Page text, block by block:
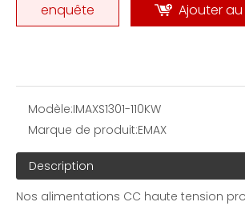
enquête Ajouter
Modèle:IMAXS1301-110KW
Marque de produit:EMAX
Description
Nos alimentations CC haute tension